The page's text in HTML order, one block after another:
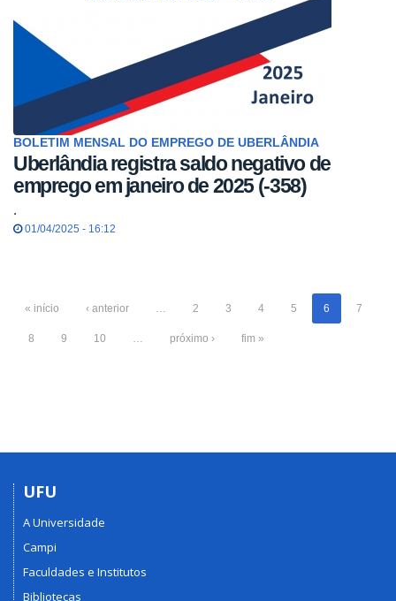
BOLETIM MENSAL DO EMPREGO DE UBERLÂNDIA
Uberlândia registra saldo negativo de
emprego em janeiro de 2025 (-358)
.
01/04/2025 - 16:12
« início ‹ anterior … 2 3 4 5 6 7
8 9 10 … próximo › fim »
UFU
A Universidade
Campi
Faculdades e Institutos
Bibliotecas